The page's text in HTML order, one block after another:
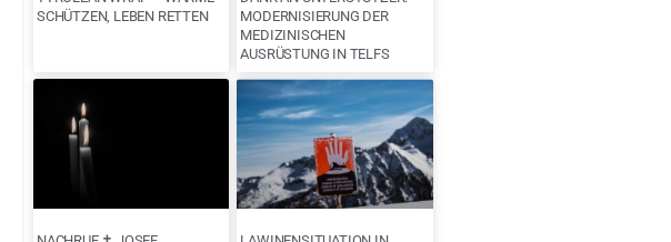
SCHÜTZEN, LEBEN RETTEN
MODERNISIERUNG DER
MEDIZINISCHEN
AUSRÜSTUNG IN TELFS